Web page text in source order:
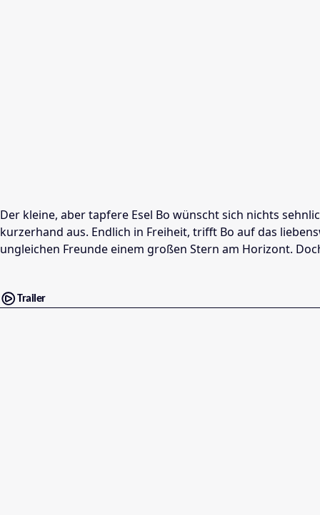
Der kleine, aber tapfere Esel Bo wünscht sich nichts
kurzerhand aus. Endlich in Freiheit, trifft Bo auf das
ungleichen Freunde einem großen Stern am Horizont.
Trailer